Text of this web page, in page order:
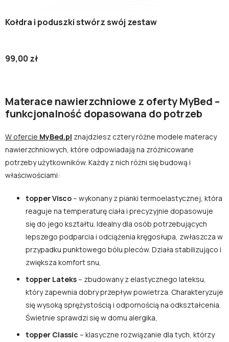
Kołdra i poduszki stwórz swój zestaw
99,00 zł
Materace nawierzchniowe z oferty MyBed –
funkcjonalność dopasowana do potrzeb
W ofercie MyBed.pl znajdziesz cztery różne modele materacy
nawierzchniowych, które odpowiadają na zróżnicowane
potrzeby użytkowników. Każdy z nich różni się budową i
właściwościami:
topper Visco– wykonany z pianki termoelastycznej, która
reaguje na temperaturę ciała i precyzyjnie dopasowuje
się do jego kształtu. Idealny dla osób potrzebujących
lepszego podparcia i odciążenia kręgosłupa, zwłaszcza w
przypadku punktowego bólu pleców. Działa stabilizująco i
zwiększa komfort snu,
topper Lateks– zbudowany z elastycznego lateksu,
który zapewnia dobry przepływ powietrza. Charakteryzuje
się wysoką sprężystością i odpornością na odkształcenia.
Świetnie sprawdzi się w domu alergika,
topper Classic – klasyczne rozwiązanie dla tych, którzy